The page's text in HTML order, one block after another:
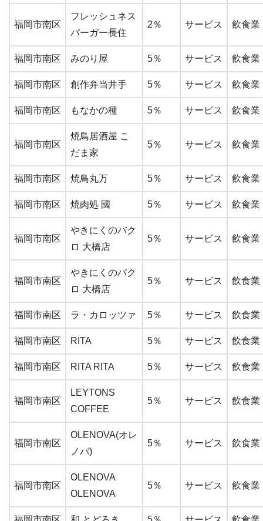
福岡市南区
フレッシュネス
バーガー長住
2％ サービス 飲食業
福岡市南区 みのり屋 5％ サービス 飲食業
福岡市南区 創作弁当井手 5％ サービス 飲食業
福岡市南区 もなかの種 5％ サービス 飲食業
福岡市南区
焼鳥居酒屋 こ
だま家
5％ サービス 飲食業
福岡市南区 焼鳥丸万 5％ サービス 飲食業
福岡市南区 焼肉処 國 5％ サービス 飲食業
福岡市南区
やきにくのバク
ロ 大橋店
5％ サービス 飲食業
福岡市南区
やきにくのバク
ロ 大橋店
5％ サービス 飲食業
福岡市南区 ラ・カロッツァ 5％ サービス 飲食業
福岡市南区 RITA 5％ サービス 飲食業
福岡市南区 RITA RITA 5％ サービス 飲食業
福岡市南区
LEYTONS
COFFEE
5％ サービス 飲食業
福岡市南区
OLENOVA(オレ
ノバ)
5％ サービス 飲食業
福岡市南区
OLENOVA
OLENOVA
5％ サービス 飲食業